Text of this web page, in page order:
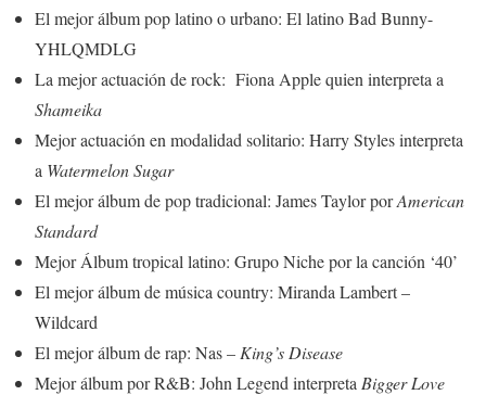
El mejor álbum pop latino o urbano: El latino Bad Bunny-
YHLQMDLG
La mejor actuación de rock: Fiona Apple quien interpreta a
Shameika
Mejor actuación en modalidad solitario: Harry Styles interpreta
a Watermelon Sugar
El mejor álbum de pop tradicional: James Taylor porAmerican
Standard
Mejor Álbum tropical latino: Grupo Niche por la canción ‘40’
El mejor álbum de música country: Miranda Lambert –
Wildcard
El mejor álbum de rap: Nas – King’s Disease
Mejor álbum por R&B: John Legend interpreta Bigger Love